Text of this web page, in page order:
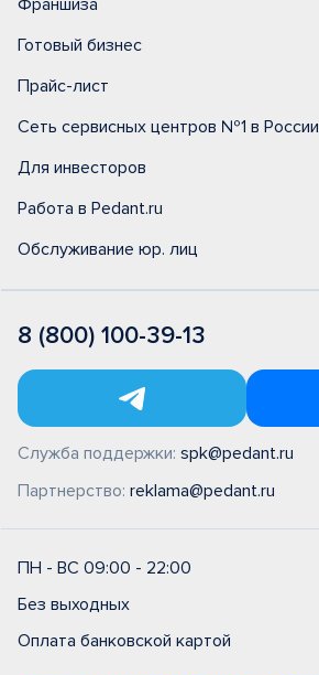
Франшиза
Готовый бизнес
Прайс-лист
Сеть сервисных центров №1 в России
Для инвесторов
Работа в Pedant.ru
Обслуживание юр. лиц
8 (800) 100-39-13
Служба поддержки: spk@pedant.ru
Партнерство: reklama@pedant.ru
ПН - ВС 09:00 - 22:00
Без выходных
Оплата банковской картой